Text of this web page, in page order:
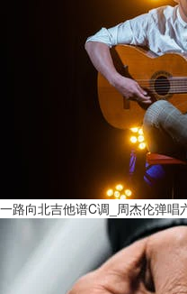
一路向北吉他谱C调_周杰伦弹唱